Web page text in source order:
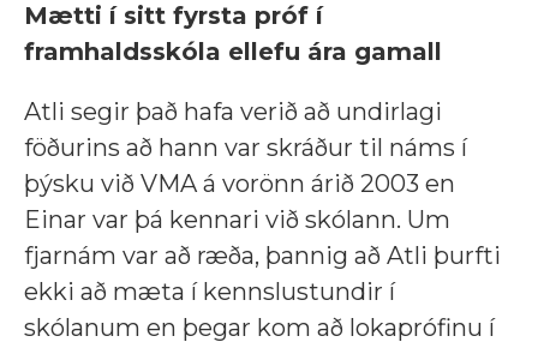
Mætti í sitt fyrsta próf í
framhaldsskóla ellefu ára gamall
Atli segir það hafa verið að undirlagi
föðurins að hann var skráður til náms í
þýsku við VMA á vorönn árið 2003 en
Einar var þá kennari við skólann. Um
fjarnám var að ræða, þannig að Atli þurfti
ekki að mæta í kennslustundir í
skólanum en þegar kom að lokaprófinu í